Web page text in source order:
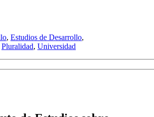
, Estudios de Desarrollo,
Pluralidad, Universidad